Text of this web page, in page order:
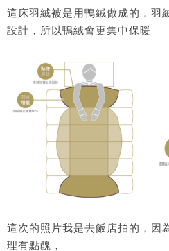
這床羽絨被是用鴨絨做成的，羽
設計，所以鴨絨會更集中保暖
這次的照片我是去飯店拍的，因
理有點醜，